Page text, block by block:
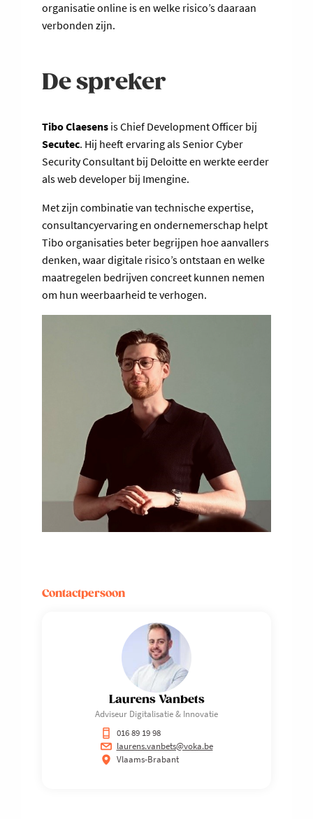
organisatie online is en welke risico’s daaraan
verbonden zijn.
De spreker
Tibo Claesens is Chief Development Officer bij
Secutec. Hij heeft ervaring als Senior Cyber
Security Consultant bij Deloitte en werkte eerder
als web developer bij Imengine.
Met zijn combinatie van technische expertise,
consultancyervaring en ondernemerschap helpt
Tibo organisaties beter begrijpen hoe aanvallers
denken, waar digitale risico’s ontstaan en welke
maatregelen bedrijven concreet kunnen nemen
om hun weerbaarheid te verhogen.
Contactpersoon
Laurens Vanbets
Adviseur Digitalisatie & Innovatie
016 89 19 98
laurens.vanbets@voka.be
Vlaams-Brabant